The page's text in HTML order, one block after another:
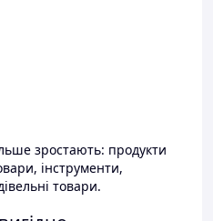
зростають: продукти
інструменти,
товари.